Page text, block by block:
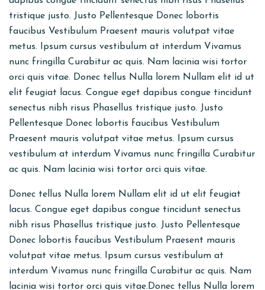
tristique justo. Justo Pellentesque Donec lobortis
faucibus Vestibulum Praesent mauris volutpat vitae
metus. Ipsum cursus vestibulum at interdum Vivamus
nunc fringilla Curabitur ac quis. Nam lacinia wisi tortor
orci quis vitae. Donec tellus Nulla lorem Nullam elit id ut
elit feugiat lacus. Congue eget dapibus congue tincidunt
senectus nibh risus Phasellus tristique justo. Justo
Pellentesque Donec lobortis faucibus Vestibulum
Praesent mauris volutpat vitae metus. Ipsum cursus
vestibulum at interdum Vivamus nunc fringilla Curabitur
ac quis. Nam lacinia wisi tortor orci quis vitae.
Donec tellus Nulla lorem Nullam elit id ut elit feugiat
lacus. Congue eget dapibus congue tincidunt senectus
nibh risus Phasellus tristique justo. Justo Pellentesque
Donec lobortis faucibus Vestibulum Praesent mauris
volutpat vitae metus. Ipsum cursus vestibulum at
interdum Vivamus nunc fringilla Curabitur ac quis. Nam
lacinia wisi tortor orci quis vitae.Donec tellus Nulla lorem